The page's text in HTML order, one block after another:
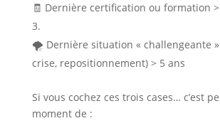
🧾 Dernière certification ou formation
🌪️ Dernière situation « challengeante
crise, repositionnement) > 5 ans
Si vous cochez ces trois cases… c’est
moment de :